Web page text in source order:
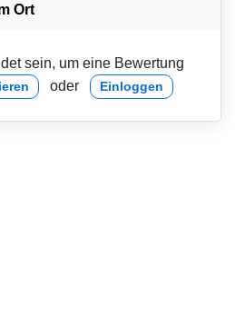
Ort
sein, um eine Bewertung
oder Einloggen